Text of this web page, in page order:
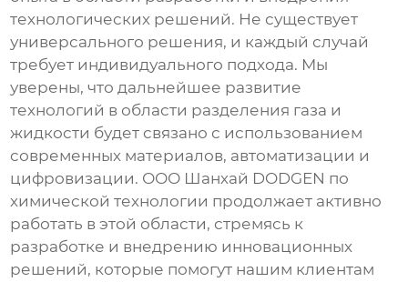
технологических решений. Не существует
универсального решения, и каждый случай
требует индивидуального подхода. Мы
уверены, что дальнейшее развитие
технологий в области разделения газа и
жидкости будет связано с использованием
современных материалов, автоматизации и
цифровизации. ООО Шанхай DODGEN по
химической технологии продолжает активно
работать в этой области, стремясь к
разработке и внедрению инновационных
решений, которые помогут нашим клиентам